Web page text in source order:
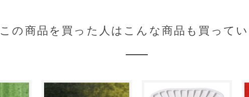
この商品を買った人はこんな商品も買って